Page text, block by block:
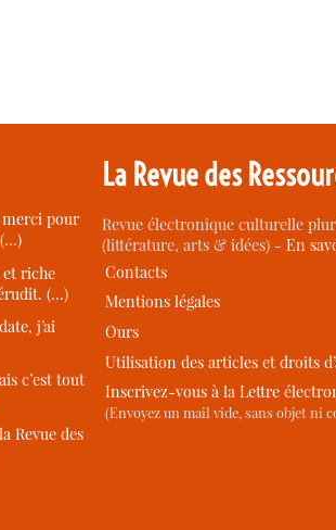
pour
et riche
(…)
j’ai
c’est tout
Revue des
La Revue des
Revue électronique culturelle
(littérature, arts & idées) -En
Contacts
Mentions légales
Ours
Utilisation des articles et droits
Inscrivez-vous à la Lettre
(Envoyez un mail vide, sans objet ni